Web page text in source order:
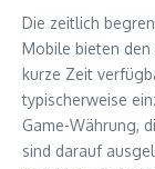
Die zeitlich
Mobile bieten
kurze Zeit
typischerweise
Game-Währung,
sind darauf